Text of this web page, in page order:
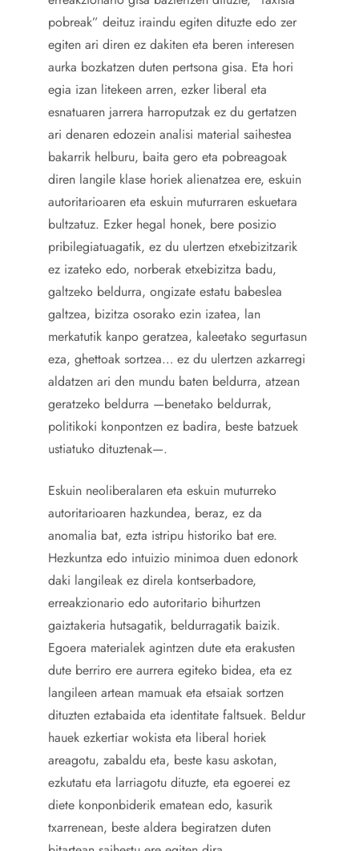
pobreak” deituz iraindu egiten dituzte edo zer
egiten ari diren ez dakiten eta beren interesen
aurka bozkatzen duten pertsona gisa. Eta hori
egia izan litekeen arren, ezker liberal eta
esnatuaren jarrera harroputzak ez du gertatzen
ari denaren edozein analisi material saihestea
bakarrik helburu, baita gero eta pobreagoak
diren langile klase horiek alienatzea ere, eskuin
autoritarioaren eta eskuin muturraren eskuetara
bultzatuz. Ezker hegal honek, bere posizio
pribilegiatuagatik, ez du ulertzen etxebizitzarik
ez izateko edo, norberak etxebizitza badu,
galtzeko beldurra, ongizate estatu babeslea
galtzea, bizitza osorako ezin izatea, lan
merkatutik kanpo geratzea, kaleetako segurtasun
eza, ghettoak sortzea… ez du ulertzen azkarregi
aldatzen ari den mundu baten beldurra, atzean
geratzeko beldurra —benetako beldurrak,
politikoki konpontzen ez badira, beste batzuek
ustiatuko dituztenak—.
Eskuin neoliberalaren eta eskuin muturreko
autoritarioaren hazkundea, beraz, ez da
anomalia bat, ezta istripu historiko bat ere.
Hezkuntza edo intuizio minimoa duen edonork
daki langileak ez direla kontserbadore,
erreakzionario edo autoritario bihurtzen
gaiztakeria hutsagatik, beldurragatik baizik.
Egoera materialek agintzen dute eta erakusten
dute berriro ere aurrera egiteko bidea, eta ez
langileen artean mamuak eta etsaiak sortzen
dituzten eztabaida eta identitate faltsuek. Beldur
hauek ezkertiar wokista eta liberal horiek
areagotu, zabaldu eta, beste kasu askotan,
ezkutatu eta larriagotu dituzte, eta egoerei ez
diete konponbiderik ematean edo, kasurik
txarrenean, beste aldera begiratzen duten